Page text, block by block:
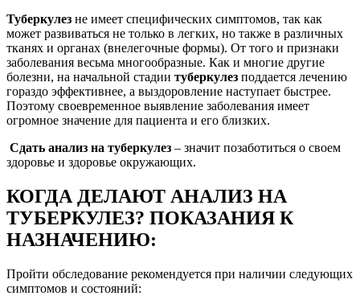
Туберкулез не имеет специфических симптомов, так как
может развиваться не только в легких, но также в различных
тканях и органах (внелегочные формы). От того и признаки
заболевания весьма многообразные. Как и многие другие
болезни, на начальной стадии туберкулез поддается лечению
гораздо эффективнее, а выздоровление наступает быстрее.
Поэтому своевременное выявление заболевания имеет
огромное значение для пациента и его близких.
Сдать анализ на туберкулез – значит позаботиться о своем
здоровье и здоровье окружающих.
КОГДА ДЕЛАЮТ АНАЛИЗ НА
ТУБЕРКУЛЕЗ? ПОКАЗАНИЯ К
НАЗНАЧЕНИЮ:
Пройти обследование рекомендуется при наличии следующих
симптомов и состояний: